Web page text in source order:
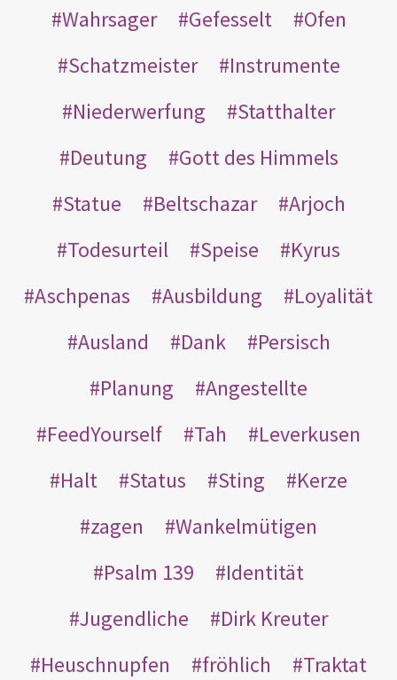
Wahrsager
Gefesselt
Ofen
Schatzmeister
Instrumente
Niederwerfung
Statthalter
Deutung
Gott des Himmels
Statue
Beltschazar
Arjoch
Todesurteil
Speise
Kyrus
Aschpenas
Ausbildung
Loyalität
Ausland
Dank
Persisch
Planung
Angestellte
FeedYourself
Tah
Leverkusen
Halt
Status Sting
Kerze
zagen
Wankelmütigen
Psalm 139
Identität
Jugendliche
Dirk Kreuter
Heuschnupfen
fröhlich
Traktat